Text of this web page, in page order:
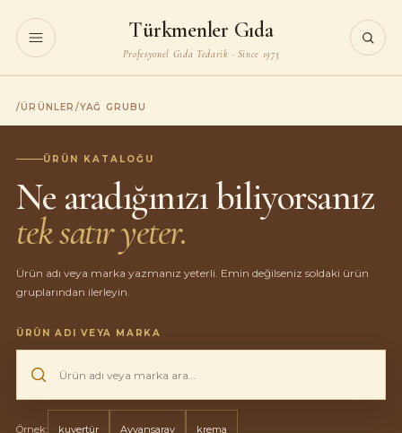
Türkmenler Gıda
Profesyonel Gıda Tedarik · Since 1973
/ÜRÜNLER /YAĞ GRUBU
ÜRÜN KATALOĞU
Ne aradığınızı biliyorsanız
tek satır yeter.
Ürün adı veya marka yazmanız yeterli. Emin değilseniz soldaki ürün
gruplarından ilerleyin.
ÜRÜN ADI VEYA MARKA
Örnek: kuvertür Ayvansaray krema